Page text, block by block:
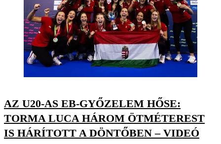
AZ U20-AS EB-GYŐZELEM HŐSE:
TORMA LUCA HÁROM ÖTMÉTEREST
IS HÁRÍTOTT A DÖNTŐBEN – VIDEÓ